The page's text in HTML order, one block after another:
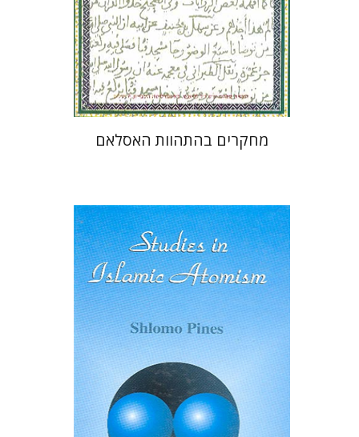
הנחת אתר ספר מודפס
$41
$37
מחקרים בהתהוות האסלאם
שלמה פינס
צבי לנגרמן